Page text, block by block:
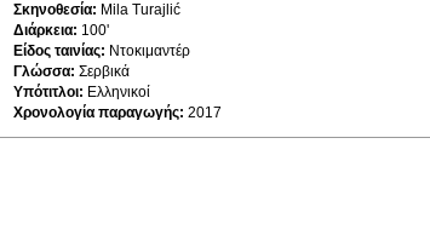
Σκηνοθεσία: Mila Turajlić
Διάρκεια: 100'
Είδος ταινίας: Ντοκιμαντέρ
Γλώσσα: Σερβικά
Υπότιτλοι: Ελληνικοί
Χρονολογία παραγωγής: 2017